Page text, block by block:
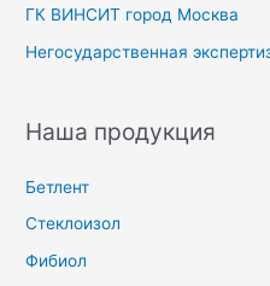
ГК ВИНСИТ город Москва
Негосударственная
Наша продукция
Бетлент
Стеклоизол
Фибиол